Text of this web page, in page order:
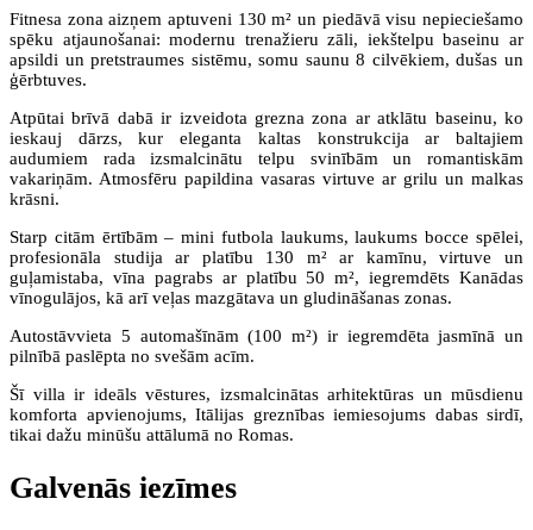
Fitnesa zona aizņem aptuveni 130 m² un piedāvā visu nepieciešamo
spēku atjaunošanai: modernu trenažieru zāli, iekštelpu baseinu ar
apsildi un pretstraumes sistēmu, somu saunu 8 cilvēkiem, dušas un
ģērbtuves.
Atpūtai brīvā dabā ir izveidota grezna zona ar atklātu baseinu, ko
ieskauj dārzs, kur eleganta kaltas konstrukcija ar baltajiem
audumiem rada izsmalcinātu telpu svinībām un romantiskām
vakariņām. Atmosfēru papildina vasaras virtuve ar grilu un malkas
krāsni.
Starp citām ērtībām – mini futbola laukums, laukums bocce spēlei,
profesionāla studija ar platību 130 m² ar kamīnu, virtuve un
guļamistaba, vīna pagrabs ar platību 50 m², iegremdēts Kanādas
vīnogulājos, kā arī veļas mazgātava un gludināšanas zonas.
Autostāvvieta 5 automašīnām (100 m²) ir iegremdēta jasmīnā un
pilnībā paslēpta no svešām acīm.
Šī villa ir ideāls vēstures, izsmalcinātas arhitektūras un mūsdienu
komforta apvienojums, Itālijas greznības iemiesojums dabas sirdī,
tikai dažu minūšu attālumā no Romas.
Galvenās iezīmes